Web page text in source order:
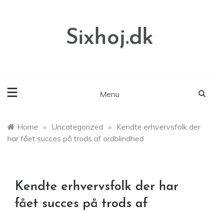
Sixhoj.dk
Menu
Home » Uncategorized » Kendte erhvervsfolk der
har fået succes på trods af ordblindhed
Kendte erhvervsfolk der har
fået succes på trods af